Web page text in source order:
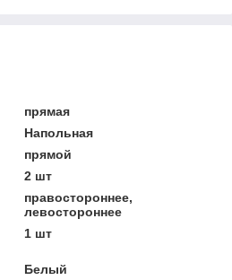
прямая
Напольная
прямой
2 шт
правостороннее,
левостороннее
1 шт
Белый